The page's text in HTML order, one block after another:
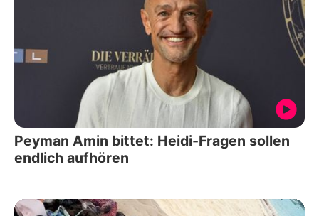
Peyman Amin bittet: Heidi-Fragen sollen
endlich aufhören